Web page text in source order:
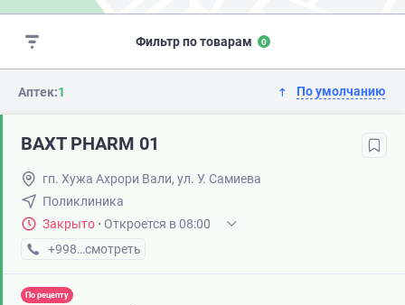
Фильтр по товарам 0
Аптек:1 По умолчанию
BAXT PHARM 01
гп. Хужа Ахрори Вали, ул. У. Самиева
Поликлиника
Закрыто · Откроется в 08:00
+998 (95) XXX-XX-XX
смотреть
По рецепту